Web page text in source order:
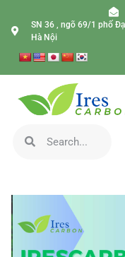
SN 36 , ngõ 69/1 phố
Hà Nội